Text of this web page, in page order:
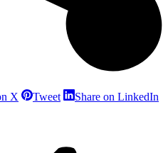
X ShareTweetShareShare on LinkedIn